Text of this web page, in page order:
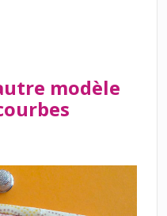
modèle